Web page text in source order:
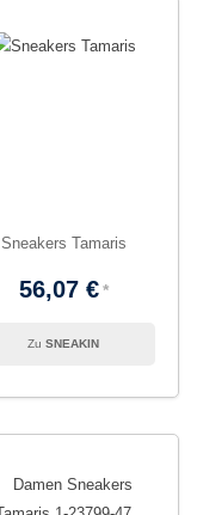
Sneakers Tamaris
56,07 €
SNEAKIN